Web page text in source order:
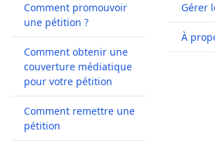
Comment promouvoir
une pétition ?
Comment obtenir une
couverture médiatique
pour votre pétition
Comment remettre une
pétition
Gérer
À